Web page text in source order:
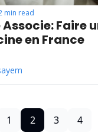
min read
Faire
en France
1 2 3 4